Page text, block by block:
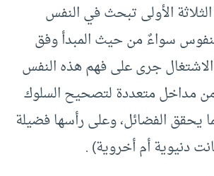
الثلاثة الأولى تبحث في النفس
سواءٌ من حيث المبدأ وفق
جرى على فهم هذه النفس
من مداخل متعددة لتصحيح السلوك
يحقق الفضائل، وعلى رأسها فضيلة
دنيوية أم أخروية) .